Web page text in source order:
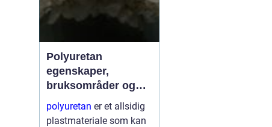
Polyuretan
egenskaper,
bruksområder og
fordeler i industrien
polyuretan er et allsidig
plastmateriale som kan